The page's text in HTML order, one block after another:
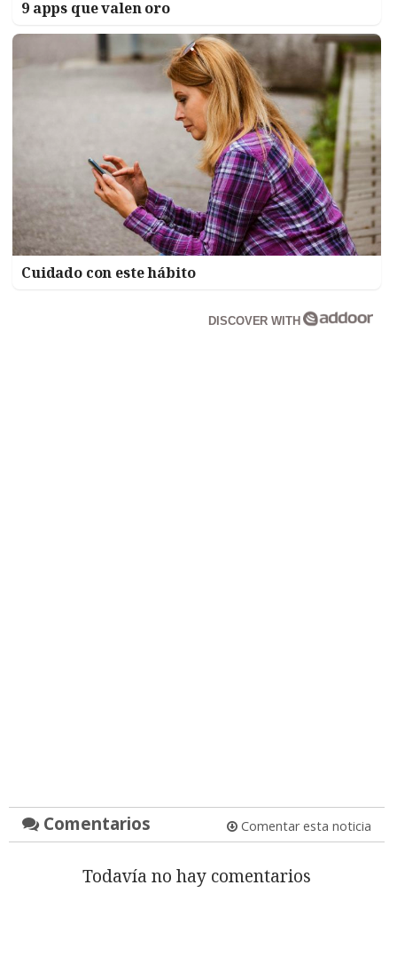
9 apps que valen oro
Cuidado con este hábito
DISCOVER WITH
Comentarios Comentar esta noticia
Todavía no hay comentarios